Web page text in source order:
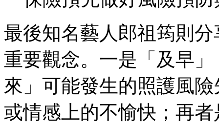
最後知名藝人郎祖筠則
重要觀念。一是「及早
來」可能發生的照護風
或情感上的不愉快；再